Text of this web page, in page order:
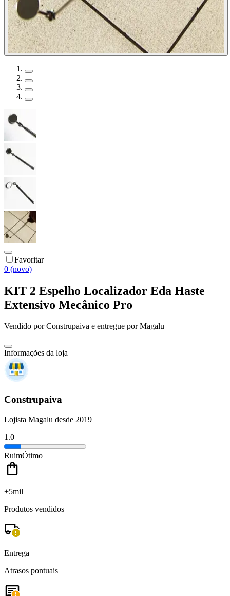
Favoritar
0 (novo)
KIT 2 Espelho Localizador Eda Haste
Extensivo Mecânico Pro
Vendido porConstrupaiva e entregue por Magalu
Informações da loja
Construpaiva
Lojista Magalu desde 2019
1.0
RuimÓtimo
+5mil
Produtos vendidos
Entrega
Atrasos pontuais